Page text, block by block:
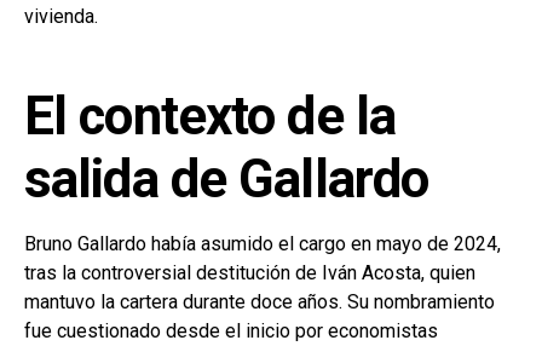
vivienda.
El contexto de la
salida de Gallardo
Bruno Gallardo había asumido el cargo en mayo de 2024,
tras la controversial destitución de Iván Acosta, quien
mantuvo la cartera durante doce años. Su nombramiento
fue cuestionado desde el inicio por economistas